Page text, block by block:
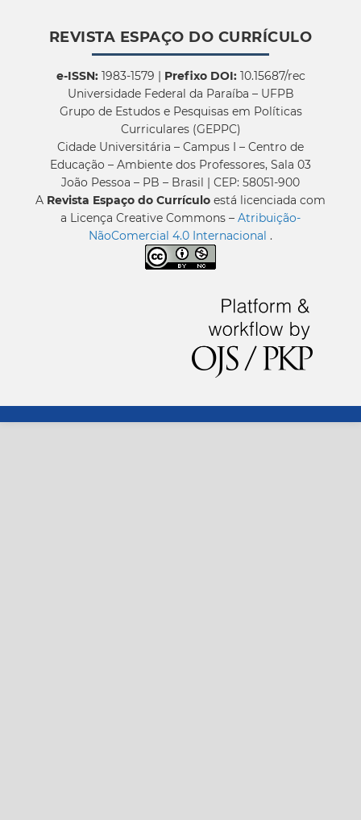
REVISTA ESPAÇO DO CURRÍCULO
e-ISSN:1983-1579 | Prefixo DOI:10.15687/rec
Universidade Federal da Paraíba – UFPB
Grupo de Estudos e Pesquisas em Políticas
Curriculares (GEPPC)
Cidade Universitária – Campus I – Centro de
Educação – Ambiente dos Professores, Sala 03
João Pessoa – PB – Brasil | CEP: 58051-900
A Revista Espaço do Currículo está licenciada com
a Licença Creative Commons – Atribuição-
NãoComercial 4.0 Internacional .